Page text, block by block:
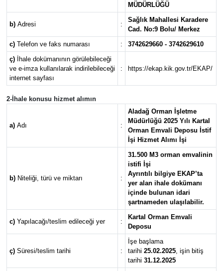
MÜDÜRLÜĞÜ
b)Adresi :
Sağlık Mahallesi Karadere
Cad. No:9 Bolu/ Merkez
c)Telefon ve faks numarası :
3742629660 - 3742629610
ç)İhale dokümanının görülebileceği
ve e-imza kullanılarak indirilebileceği
internet sayfası
: https://ekap.kik.gov.tr/EKAP/
2-İhale konusu hizmet alımın
a)Adı :
Aladağ Orman İşletme
Müdürlüğü 2025 Yılı Kartal
Orman Emvali Deposu İstif
İşi Hizmet Alımı İşi
b)Niteliği, türü ve miktarı :
31.500 M3 orman emvalinin
istifi İşi
Ayrıntılı bilgiye EKAP’ta
yer alan ihale dokümanı
içinde bulunan idari
şartnameden ulaşılabilir.
c)Yapılacağı/teslim edileceği yer :
Kartal Orman Emvali
Deposu
ç)Süresi/teslim tarihi :
İşe başlama
tarihi 25.02.2025, işin bitiş
tarihi 31.12.2025